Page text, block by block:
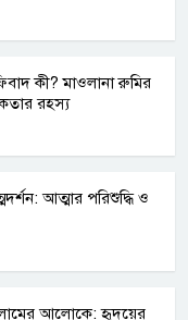
কী? মাওলানা রুমির
রহস্য
আত্মার পরিশুদ্ধি ও
আলোকে: হৃদয়ের